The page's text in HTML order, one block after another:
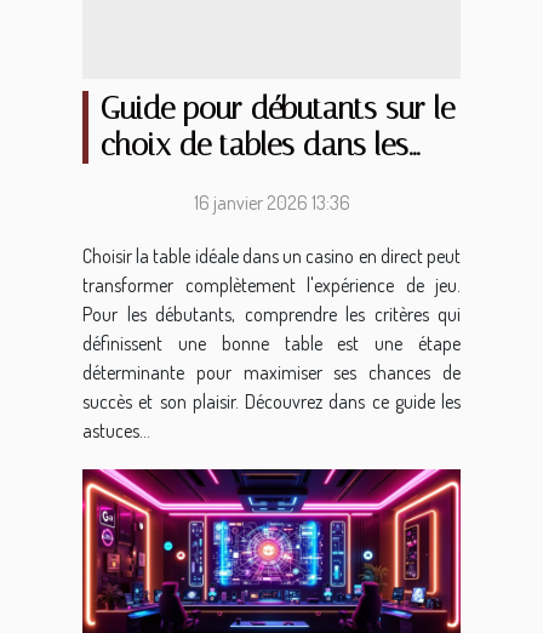
Guide pour débutants sur le
choix de tables dans les
16 janvier 2026 13:36
Choisir la table idéale dans un casino en direct peut
transformer complètement l'expérience de jeu.
Pour les débutants, comprendre les critères qui
définissent une bonne table est une étape
déterminante pour maximiser ses chances de
succès et son plaisir. Découvrez dans ce guide les
astuces...